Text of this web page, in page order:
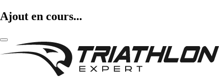
Ajout en cours...